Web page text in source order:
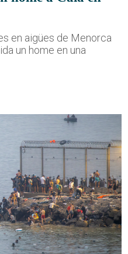
en aigües de Menorca
un home en una